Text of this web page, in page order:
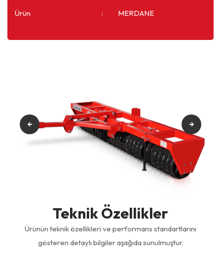
Ürün MERDANE
Teknik Özellikler
Ürünün teknik özellikleri ve performans standartlarını
gösteren detaylı bilgiler aşağıda sunulmuştur.